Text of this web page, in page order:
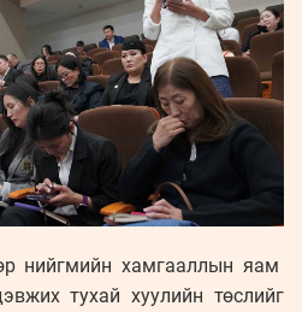
нийгмийн хамгааллын яам
тухай хуулийн төслийг